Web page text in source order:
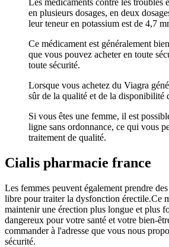
en plusieurs dosages, en deux
leur teneur en potassium est de 4,7
Ce médicament est généralement
que vous pouvez acheter en toute
toute sécurité.
Lorsque vous achetez du Viagra
sûr de la qualité et de la disponibilité
Si vous êtes une femme, il est
ligne sans ordonnance, ce qui vous
traitement de qualité.
Cialis pharmacie france
Les femmes peuvent également prendre
libre pour traiter la dysfonction érectile.Ce
maintenir une érection plus longue et plus
dangereux pour votre santé et votre bien-
commander à l'adresse que vous nous
sécurité.